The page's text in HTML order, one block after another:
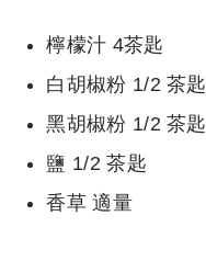
檸檬汁 4茶匙
白胡椒粉 1/2 茶匙
黑胡椒粉 1/2 茶匙
鹽 1/2 茶匙
香草適量